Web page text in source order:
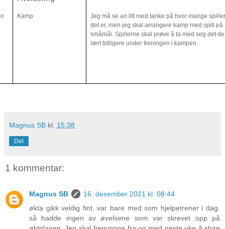
Kamp
Jeg må se an litt med tanke på hvor mange
det er, men jeg skal arrangere kamp med spill på
småmål. Spillerne skal prøve å ta med seg det
lært tidligere under treningen i kampen.
Magnus SB kl. 15:38
Del
1 kommentar:
Magnus SB
16. desember 2021 kl. 08:44
økta gikk veldig fint, var bare med som hjelpetrener i dag.
så hadde ingen av øvelsene som var skrevet opp på